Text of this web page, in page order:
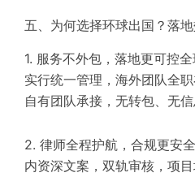
五、为何选择环球出国？落
1. 服务不外包，落地更可控
实行统一管理，海外团队全
自有团队承接，无转包、无信
2. 律师全程护航，合规更安
内资深文案，双轨审核，项